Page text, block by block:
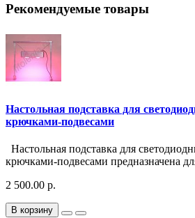
Рекомендуемые товары
Настольная подставка для
крючками-подвесами
Настольная подставка для
крючками-подвесами предназначена
2 500.00 р.
В корзину